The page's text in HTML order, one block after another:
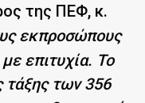
της ΠΕΦ, κ.
εκπροσώπους
επιτυχία. Το
τάξης των 356